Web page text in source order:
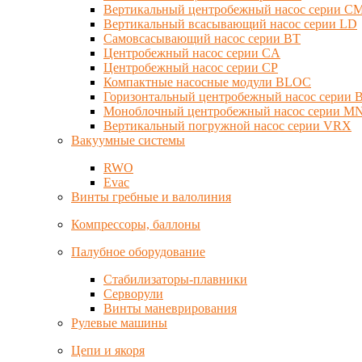
Вертикальный центробежный насос серии
Вертикальный всасывающий насос серии LD
Самовсасывающий насос серии BT
Центробежный насос серии CA
Центробежный насос серии CP
Компактные насосные модули BLOC
Горизонтальный центробежный насос серии
Моноблочный центробежный насос серии
Вертикальный погружной насос серии VRX
Вакуумные системы
RWO
Evac
Винты гребные и валолиния
Компрессоры, баллоны
Палубное оборудование
Стабилизаторы-плавники
Серворули
Винты маневрирования
Рулевые машины
Цепи и якоря